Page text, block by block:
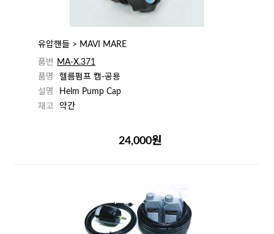
유압핸들 > MAVI MARE
품번
MA-X.371
품명
헬름펌프 캡-공용
설명
Helm Pump Cap
재고
약간
24,000원